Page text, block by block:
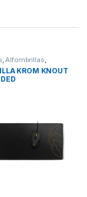
,Alfombrillas,
KROM KNOUT